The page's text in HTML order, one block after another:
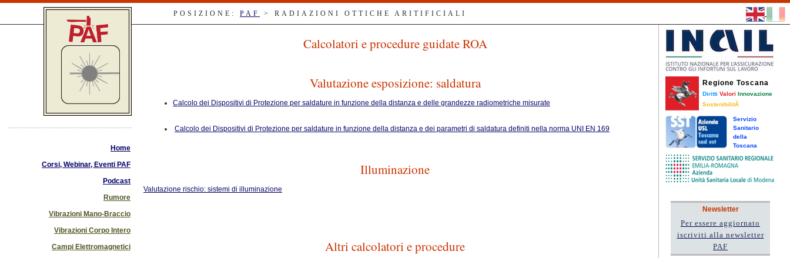
POSIZIONE: PAF > RADIAZIONI OTTICHE ARITIFICIALI
Home
Corsi, Webinar, Eventi PAF
Podcast
Rumore
Vibrazioni Mano-Braccio
Vibrazioni Corpo Intero
Campi Elettromagnetici
Calcolatori e procedure guidate ROA
Valutazione esposizione: saldatura
Calcolo dei Dispositivi di Protezione per saldature in funzione della distanza e delle grandezze radiometriche misurate
Calcolo dei Dispositivi di Protezione per saldature in funzione della distanza e dei parametri di saldatura definiti nella norma UNI EN 169
Illuminazione
Valutazione rischio: sistemi di illuminazione
Altri calcolatori e procedure
Regione Toscana
Diritti Valori Innovazione
SostenibilitÃ
Servizio
Sanitario
della
Toscana
Newsletter
Per essere aggiornato
iscriviti alla newsletter
PAF